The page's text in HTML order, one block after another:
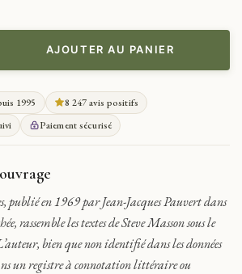
AJOUTER AU PANIER
1995
8 247 avis positifs
Paiement sécurisé
publié en 1969 par Jean-Jacques Pauvert dans
rassemble les textes de Steve Masson sous le
bien que non identifié dans les données
un registre à connotation littéraire ou